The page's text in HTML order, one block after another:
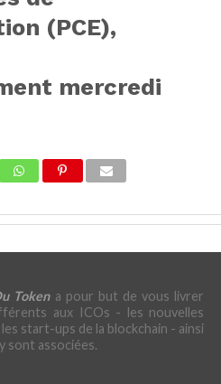
(PCE),
mercredi
Tokena pour but de vous livrer
aux ICOs - les nouvelles
start-ups de la blockchain - ainsi
sont associées.